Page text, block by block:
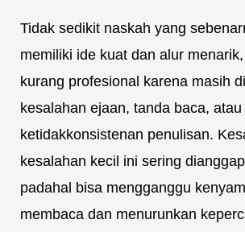
Tidak sedikit naskah yang
memiliki ide kuat dan alur
kurang profesional karena masih
kesalahan ejaan, tanda baca, atau
ketidakkonsistenan penulisan.
kesalahan kecil ini sering
padahal bisa mengganggu
membaca dan menurunkan